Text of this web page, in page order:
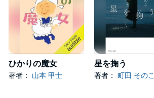
ひかりの魔女
著者： 山本 甲士
星を掬う
著者：町田 そのこ